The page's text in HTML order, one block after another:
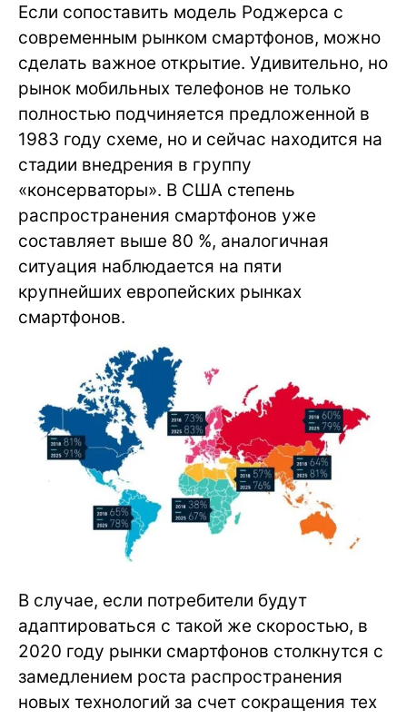
Если сопоставить модель Роджерса с
современным рынком смартфонов, можно
сделать важное открытие. Удивительно, но
рынок мобильных телефонов не только
полностью подчиняется предложенной в
1983 году схеме, но и сейчас находится на
стадии внедрения в группу
«консерваторы». В США степень
распространения смартфонов уже
составляет выше 80 %, аналогичная
ситуация наблюдается на пяти
крупнейших европейских рынках
смартфонов.
В случае, если потребители будут
адаптироваться с такой же скоростью, в
2020 году рынки смартфонов столкнутся с
замедлением роста распространения
новых технологий за счет сокращения тех